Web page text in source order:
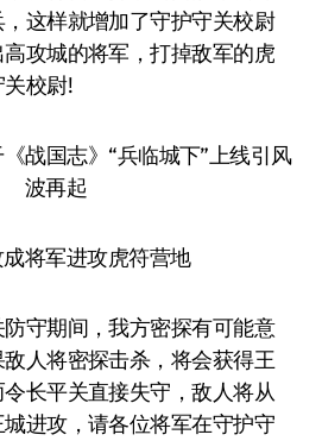
这样就增加了守护守关校尉
攻城的将军，打掉敌军的虎
校尉!
军进攻虎符营地
守期间，我方密探有可能意
人将密探击杀，将会获得王
长平关直接失守，敌人将从
进攻，请各位将军在守护守